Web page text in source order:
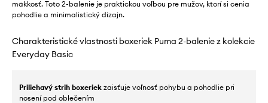
mäkkosť. Toto 2-balenie je praktickou voľbou pre mužov, ktorí si cenia
pohodlie a minimalistický dizajn.
Charakteristické vlastnosti boxeriek Puma 2-balenie z kolekcie
Everyday Basic
Priliehavý strih boxeriek zaisťuje voľnosť pohybu a pohodlie pri
nosení pod oblečením